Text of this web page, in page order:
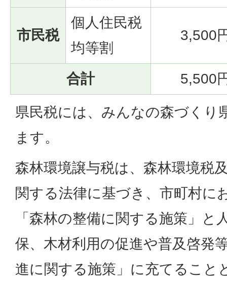
市民税
個人住民税
均等割
3,500
合計 5,500
県民税には、みんなの森づくり
ます。
森林環境譲与税は、森林環境税
関する法律に基づき、市町村に
「森林の整備に関する施策」と
保、木材利用の促進や普及啓発
進に関する施策」に充てること